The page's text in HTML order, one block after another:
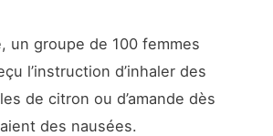
un groupe de 100 femmes
l’instruction d’inhaler des
de citron ou d’amande dès
des nausées.